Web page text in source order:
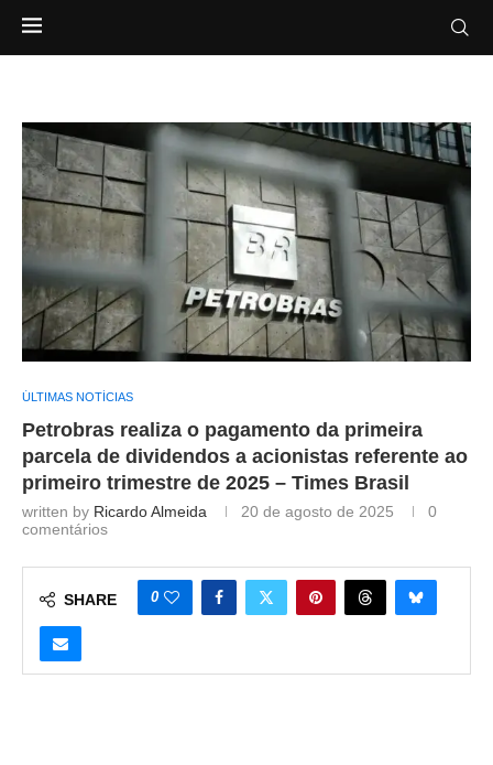
ÚLTIMAS NOTÍCIAS
Petrobras realiza o pagamento da primeira
parcela de dividendos a acionistas referente ao
primeiro trimestre de 2025 – Times Brasil
written by Ricardo Almeida 20 de agosto de 2025
0
comentários
SHARE 0